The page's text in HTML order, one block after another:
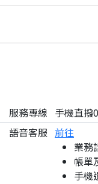
服務專線 手機直撥
語音客服 前往
業務
帳單
手機